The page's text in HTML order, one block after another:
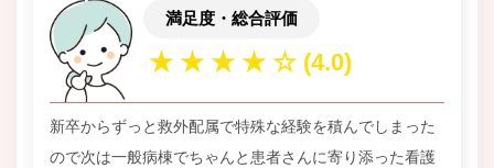
満足度・総合評価
新卒からずっと救外配属で特殊な経験を積んでしまった
ので次は一般病棟でちゃんと患者さんに寄り添った看護